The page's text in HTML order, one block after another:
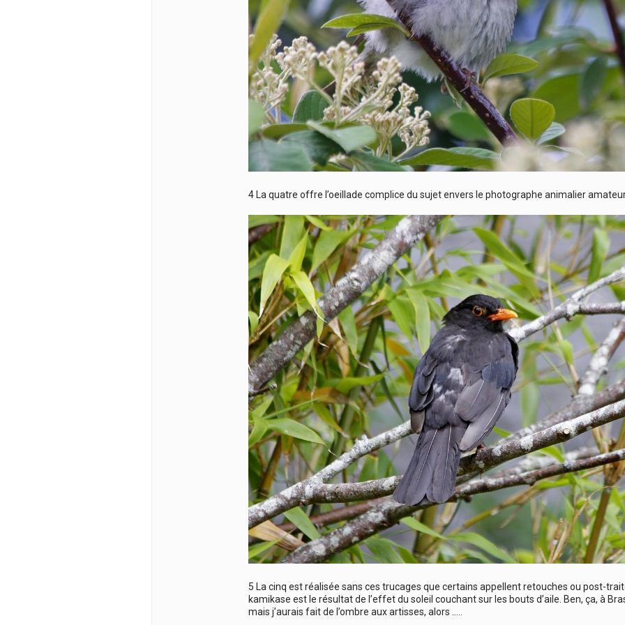
4 La quatre offre l’oeillade complice du sujet envers le photographe animalier
5 La cinq est réalisée sans ces trucages que certains appellent retouches ou post-
kamikase est le résultat de l’effet du soleil couchant sur les bouts d’aile. Ben, ça, à
mais j’aurais fait de l’ombre aux artisses, alors …..